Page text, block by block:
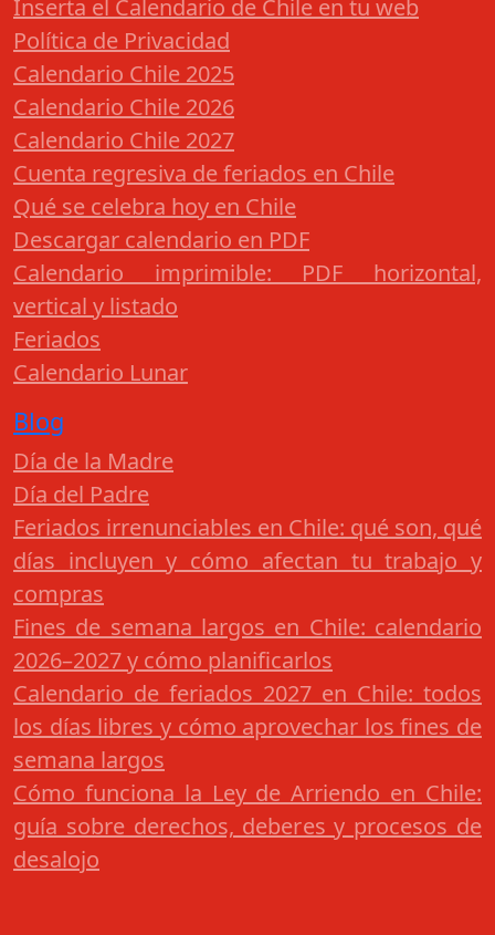
Inserta el Calendario de Chile en tu web
Política de Privacidad
Calendario Chile 2025
Calendario Chile 2026
Calendario Chile 2027
Cuenta regresiva de feriados en Chile
Qué se celebra hoy en Chile
Descargar calendario en PDF
Calendario imprimible: PDF horizontal,
vertical y listado
Feriados
Calendario Lunar
Blog
Día de la Madre
Día del Padre
Feriados irrenunciables en Chile: qué son, qué
días incluyen y cómo afectan tu trabajo y
compras
Fines de semana largos en Chile: calendario
2026–2027 y cómo planificarlos
Calendario de feriados 2027 en Chile: todos
los días libres y cómo aprovechar los fines de
semana largos
Cómo funciona la Ley de Arriendo en Chile:
guía sobre derechos, deberes y procesos de
desalojo